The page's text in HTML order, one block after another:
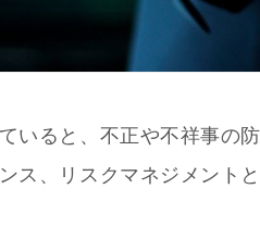
いると、不正や不祥事の
ス、リスクマネジメント